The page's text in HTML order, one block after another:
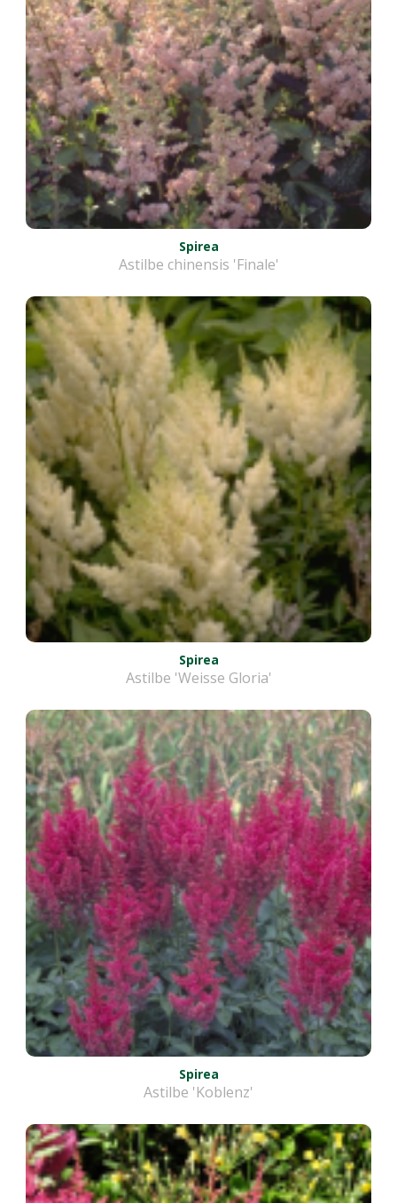
Spirea
Astilbe chinensis 'Finale'
Spirea
Astilbe 'Weisse Gloria'
Spirea
Astilbe 'Koblenz'